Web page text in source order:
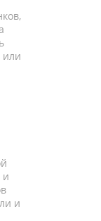
или
и
и